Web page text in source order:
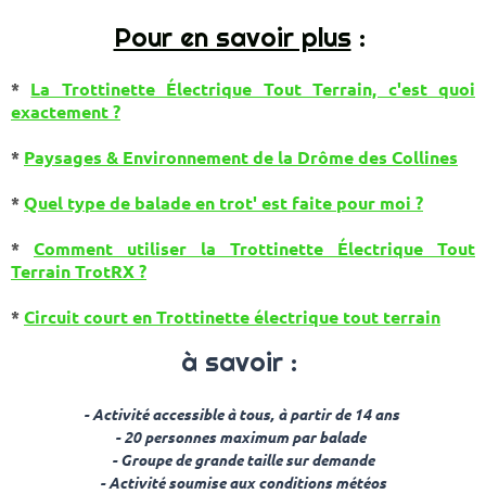
Pour en savoir plus:
* La Trottinette Électrique Tout Terrain, c'est quoi
exactement ?
* Paysages & Environnement de la Drôme des Collines
*Quel type de balade en trot' est faite pour moi ?
* Comment utiliser la Trottinette Électrique Tout
Terrain TrotRX ?
*Circuit court en Trottinette électrique tout terrain
à savoir :
- Activité accessible à tous, à partir de 14 ans
- 20 personnes maximum par balade
- Groupe de grande taille sur demande
- Activité soumise aux conditions météos